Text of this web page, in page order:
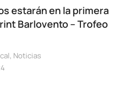
estarán en la primera
Barlovento – Trofeo
, Noticias